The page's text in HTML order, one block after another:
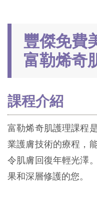
豐傑免費
富勒烯奇
課程介紹
富勒烯奇肌護理課程
業護膚技術的療程，
令肌膚回復年輕光澤
果和深層修護的您。